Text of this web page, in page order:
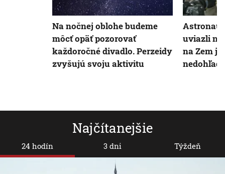
Najčítanejšie
24 hodín 3 dni Týždeň
Na nočnej oblohe budeme
môcť opäť pozorovať
každoročné divadlo. Perzeidy
zvyšujú svoju aktivitu
uviazli na
na Zem